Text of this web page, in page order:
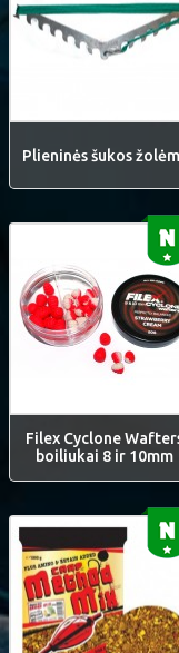
Plieninės šukos
Filex Cyclone
boiliukai 8 ir 10mm